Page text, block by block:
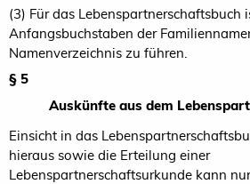
(3) Für das Lebenspartnerschaftsbuch
Anfangsbuchstaben der
Namenverzeichnis zu führen.
§ 5
Auskünfte aus dem
Einsicht in das
hieraus sowie die Erteilung einer
Lebenspartnerschaftsurkunde kann